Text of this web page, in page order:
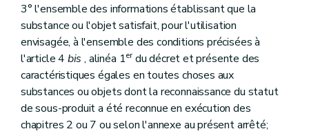
3° l'ensemble des informations établissant que la
substance ou l'objet satisfait, pour l'utilisation
envisagée, à l'ensemble des conditions précisées à
l'article 4 bis , alinéa 1erdu décret et présente des
caractéristiques égales en toutes choses aux
substances ou objets dont la reconnaissance du statut
de sous-produit a été reconnue en exécution des
chapitres 2 ou 7 ou selon l'annexe au présent arrêté;